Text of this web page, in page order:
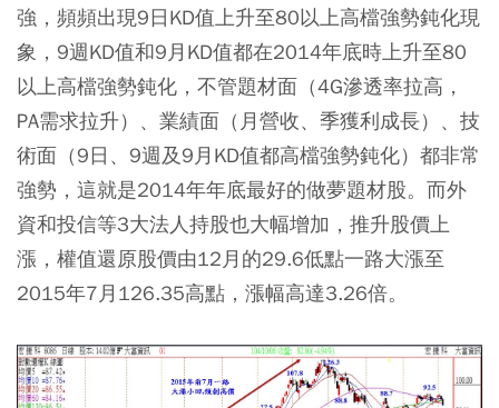
強，頻頻出現9日KD值上升至80以上高檔強勢鈍化現
象，9週KD值和9月KD值都在2014年底時上升至80
以上高檔強勢鈍化，不管題材面（4G滲透率拉高，
PA需求拉升）、業績面（月營收、季獲利成長）、技
術面（9日、9週及9月KD值都高檔強勢鈍化）都非常
強勢，這就是2014年年底最好的做夢題材股。而外
資和投信等3大法人持股也大幅增加，推升股價上
漲，權值還原股價由12月的29.6低點一路大漲至
2015年7月126.35高點，漲幅高達3.26倍。